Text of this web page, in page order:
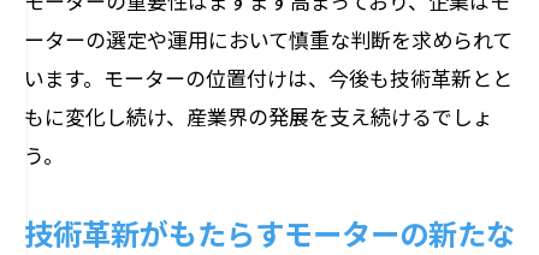
電力消費最適化による環境への貢献
モーター技術革新が可能にする効率的な
電力使用
産業用モーターと再生可能エネルギーの強力
再生可能エネルギーとの融合がもたらす
ーターの選定や運用において慎重な判断を求められて
います。モーターの位置付けは、今後も技術革新とと
もに変化し続け、産業界の発展を支え続けるでしょ
う。
技術革新がもたらすモーターの新たな